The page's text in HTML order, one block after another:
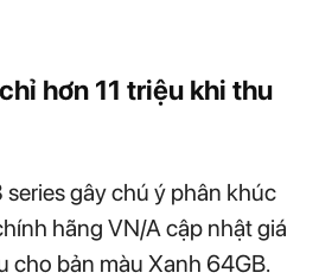
hơn 11 triệu khi thu
series gây chú ý phân khúc
hãng VN/A cập nhật giá
cho bản màu Xanh 64GB.